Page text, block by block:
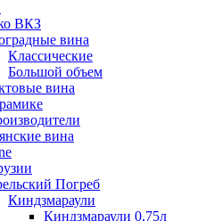
ВКЗ
вина
Классические
Большой объем
вина
вина
Погреб
Киндзмараули
Киндзмараули 0,75л